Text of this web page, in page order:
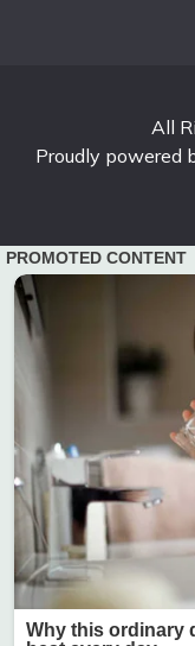
All
Proudly powered